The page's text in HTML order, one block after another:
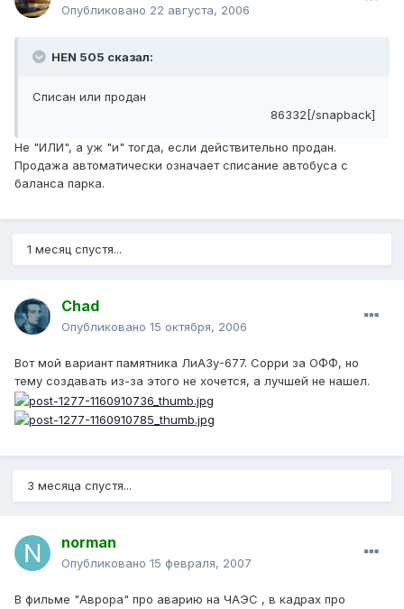
Опубликовано 22 августа, 2006
HEN 505 сказал:
Списан или продан
86332[/snapback]
Не "ИЛИ", а уж "и" тогда, если действительно продан.
Продажа автоматически означает списание автобуса с
баланса парка.
1 месяц спустя...
Chad
Опубликовано 15 октября, 2006
Вот мой вариант памятника ЛиАЗу-677. Сорри за ОФФ, но
тему создавать из-за этого не хочется, а лучшей не нашел.
3 месяца спустя...
norman
Опубликовано 15 февраля, 2007
В фильме "Аврора" про аварию на ЧАЭС , в кадрах про